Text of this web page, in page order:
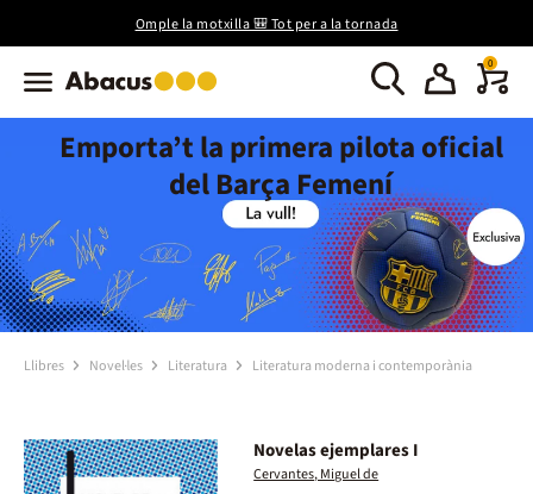
Omple la motxilla 🎒 Tot per a la tornada
0
Emporta’t la primera pilota oficial
del Barça Femení
Llibres Novel·les Literatura Literatura moderna i contemporània
Novelas ejemplares I
Cervantes, Miguel de